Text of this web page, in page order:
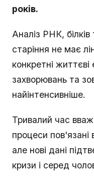
років.
Аналіз РНК,
старіння не має
конкретні
захворювань та
найінтенсивніше.
Тривалий час
процеси
але нові дані
кризи і серед